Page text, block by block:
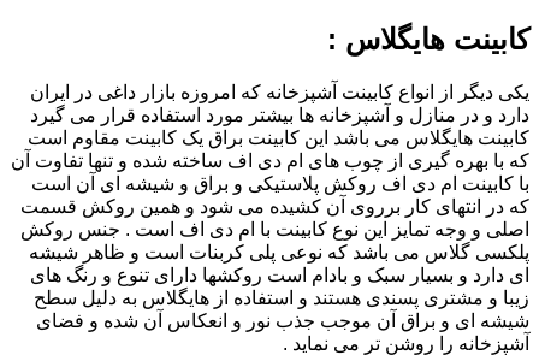
کابینت هایگلاس :
یکی دیگر از انواع کابینت آشپزخانه که امروزه بازار داغی در ایران
دارد و در منازل و آشپزخانه ها بیشتر مورد استفاده قرار می گیرد
کابینت هایگلاس می باشد این کابینت براق یک کابینت مقاوم است
که با بهره گیری از چوب های ام دی اف ساخته شده و تنها تفاوت آن
با کابینت ام دی اف روکش پلاستیکی و براق و شیشه ای آن است
که در انتهای کار برروی آن کشیده می شود و همین روکش قسمت
اصلی و وجه تمایز این نوع کابینت با ام دی اف است . جنس روکش
پلکسی گلاس می باشد که نوعی پلی کربنات است و ظاهر شیشه
ای دارد و بسیار سبک و بادام است روکشها دارای تنوع و رنگ های
زیبا و مشتری پسندی هستند و استفاده از هایگلاس به دلیل سطح
شیشه ای و براق آن موجب جذب نور و انعکاس آن شده و فضای
آشپزخانه را روشن تر می نماید .